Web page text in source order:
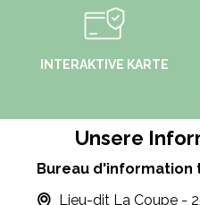
INTERAKTIVE KARTE
Unsere
Bureau d'information
Lieu-dit La Coupe -